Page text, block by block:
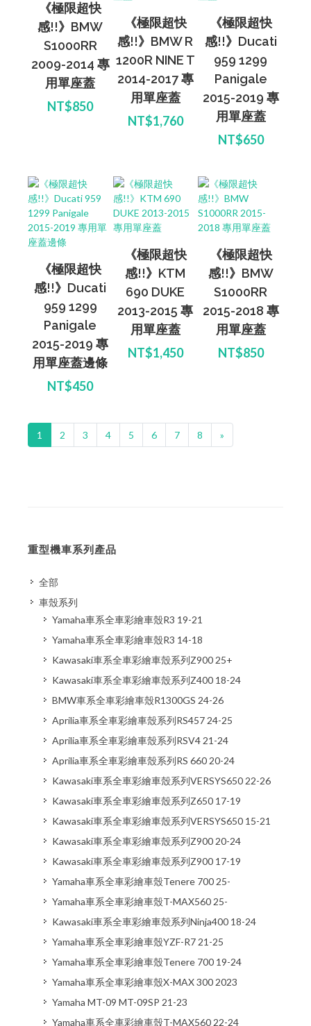
《極限超快
感!!》BMW
S1000RR
2009-2014 專
用單座蓋
NT$850
《極限超快
感!!》BMW R
1200R NINE T
2014-2017 專
用單座蓋
NT$1,760
《極限超快
感!!》Ducati
959 1299
Panigale
2015-2019 專
用單座蓋
NT$650
《極限超快
感!!》Ducati
959 1299
Panigale
2015-2019 專
用單座蓋邊條
NT$450
《極限超快
感!!》KTM
690 DUKE
2013-2015 專
用單座蓋
NT$1,450
《極限超快
感!!》BMW
S1000RR
2015-2018 專
用單座蓋
NT$850
1 2 3 4 5 6 7 8 »
重型機車系列產品
全部
車殼系列
Yamaha車系全車彩繪車殼R3 19-21
Yamaha車系全車彩繪車殼R3 14-18
Kawasaki車系全車彩繪車殼系列Z900 25+
Kawasaki車系全車彩繪車殼系列Z400 18-24
BMW車系全車彩繪車殼R1300GS 24-26
Aprilia車系全車彩繪車殼系列RS457 24-25
Aprilia車系全車彩繪車殼系列RSV4 21-24
Aprilia車系全車彩繪車殼系列RS 660 20-24
Kawasaki車系全車彩繪車殼系列VERSYS650 22-26
Kawasaki車系全車彩繪車殼系列Z650 17-19
Kawasaki車系全車彩繪車殼系列VERSYS650 15-21
Kawasaki車系全車彩繪車殼系列Z900 20-24
Kawasaki車系全車彩繪車殼系列Z900 17-19
Yamaha車系全車彩繪車殼Tenere 700 25-
Yamaha車系全車彩繪車殼T-MAX560 25-
Kawasaki車系全車彩繪車殼系列Ninja400 18-24
Yamaha車系全車彩繪車殼YZF-R7 21-25
Yamaha車系全車彩繪車殼Tenere 700 19-24
Yamaha車系全車彩繪車殼X-MAX 300 2023
Yamaha MT-09 MT-09SP 21-23
Yamaha車系全車彩繪車殼T-MAX560 22-24